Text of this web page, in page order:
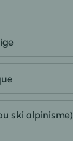
ski alpinisme)